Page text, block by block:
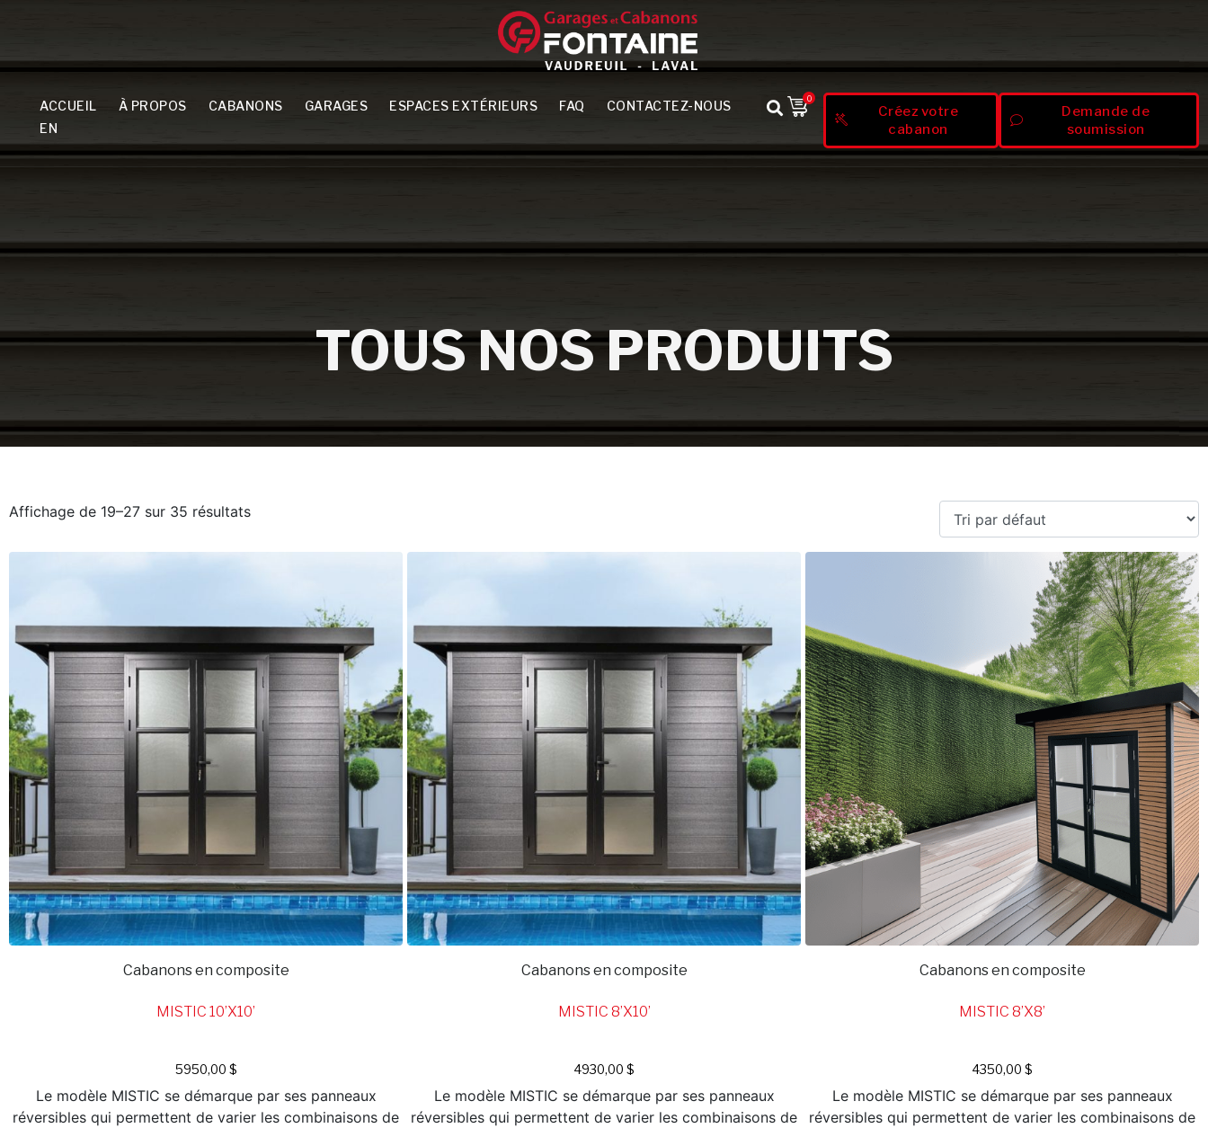
ACCUEIL À PROPOS CABANONS GARAGES ESPACES EXTÉRIEURS FAQ
CONTACTEZ-NOUS
EN
0
Créez votre
cabanon
Demande de
soumission
TOUS NOS PRODUITS
Affichage de 19–27 sur 35 résultats
Cabanons en composite
MISTIC 10’X10’
5950,00 $
Le modèle MISTIC se démarque par ses panneaux
réversibles qui permettent de varier les combinaisons de
Cabanons en composite
MISTIC 8’X10’
4930,00 $
Le modèle MISTIC se démarque par ses panneaux
réversibles qui permettent de varier les combinaisons de
Cabanons en composite
MISTIC 8’X8’
4350,00 $
Le modèle MISTIC se démarque par ses panneaux
réversibles qui permettent de varier les combinaisons de